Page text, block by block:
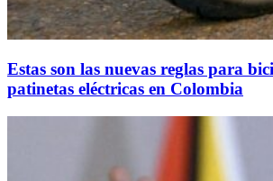
Estas son las nuevas reglas para
patinetas eléctricas en Colombia